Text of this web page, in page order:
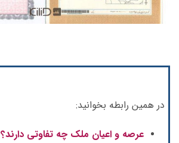
در همین رابطه بخوانید:
عرصه و اعیان ملک چه تفاوتی دارند؟